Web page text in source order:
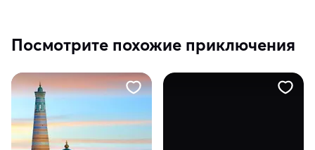
Посмотрите похожие приключения